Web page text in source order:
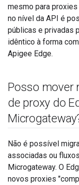
mesmo para
no nível da API é
públicas e privadas
idêntico à forma
Apigee Edge.
Posso mover
de proxy do
Não é possível
associadas ou
Microgateway. O
novos proxies